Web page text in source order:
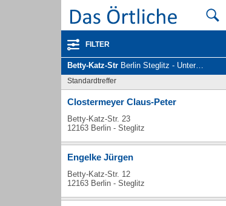
FILTER
Betty-Katz-Str Berlin Steglitz - Unternehmen und Personen
Standardtreffer
Clostermeyer Claus-Peter
Betty-Katz-Str. 23
12163 Berlin - Steglitz
Engelke Jürgen
Betty-Katz-Str. 12
12163 Berlin - Steglitz